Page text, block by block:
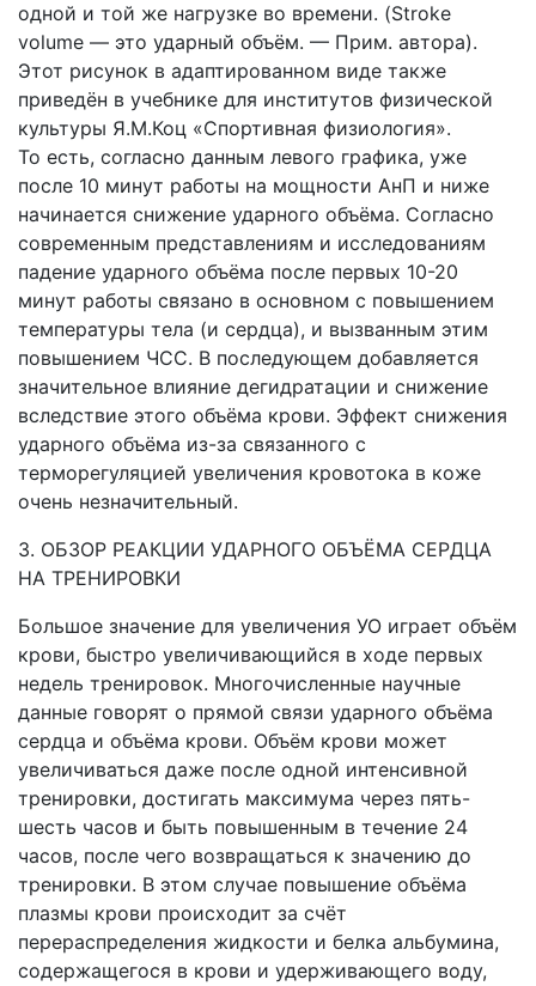
одной и той же нагрузке во времени. (Stroke
volume — это ударный объём. — Прим. автора).
Этот рисунок в адаптированном виде также
приведён в учебнике для институтов физической
культуры Я.М.Коц «Спортивная физиология».
То есть, согласно данным левого графика, уже
после 10 минут работы на мощности АнП и ниже
начинается снижение ударного объёма. Согласно
современным представлениям и исследованиям
падение ударного объёма после первых 10-20
минут работы связано в основном с повышением
температуры тела (и сердца), и вызванным этим
повышением ЧСС. В последующем добавляется
значительное влияние дегидратации и снижение
вследствие этого объёма крови. Эффект снижения
ударного объёма из-за связанного с
терморегуляцией увеличения кровотока в коже
очень незначительный.
3. ОБЗОР РЕАКЦИИ УДАРНОГО ОБЪЁМА СЕРДЦА
НА ТРЕНИРОВКИ
Большое значение для увеличения УО играет объём
крови, быстро увеличивающийся в ходе первых
недель тренировок. Многочисленные научные
данные говорят о прямой связи ударного объёма
сердца и объёма крови. Объём крови может
увеличиваться даже после одной интенсивной
тренировки, достигать максимума через пять-
шесть часов и быть повышенным в течение 24
часов, после чего возвращаться к значению до
тренировки. В этом случае повышение объёма
плазмы крови происходит за счёт
перераспределения жидкости и белка альбумина,
содержащегося в крови и удерживающего воду,